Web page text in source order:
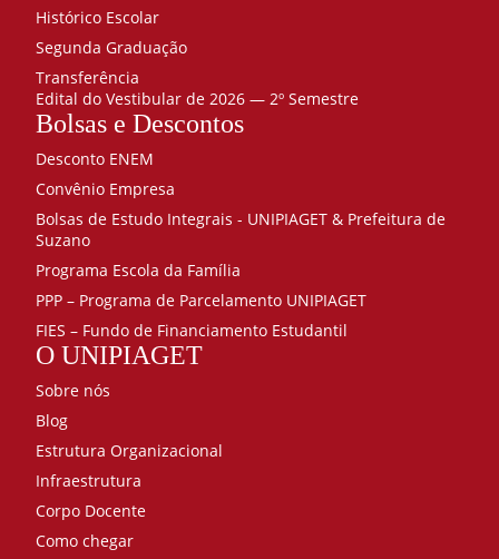
Histórico Escolar
Segunda Graduação
Transferência
Edital do Vestibular de 2026 — 2º Semestre
Bolsas e Descontos
Desconto ENEM
Convênio Empresa
Bolsas de Estudo Integrais - UNIPIAGET & Prefeitura de
Suzano
Programa Escola da Família
PPP – Programa de Parcelamento UNIPIAGET
FIES – Fundo de Financiamento Estudantil
O UNIPIAGET
Sobre nós
Blog
Estrutura Organizacional
Infraestrutura
Corpo Docente
Como chegar